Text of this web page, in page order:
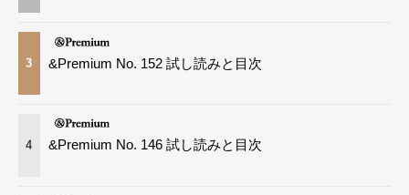
3 &Premium No. 152 試し読みと目次
4 &Premium No. 146 試し読みと目次